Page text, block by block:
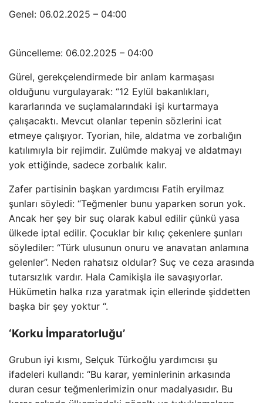
Genel: 06.02.2025 – 04:00
Güncelleme: 06.02.2025 – 04:00
Gürel, gerekçelendirmede bir anlam karmaşası
olduğunu vurgulayarak: “12 Eylül bakanlıkları,
kararlarında ve suçlamalarındaki işi kurtarmaya
çalışacaktı. Mevcut olanlar tepenin sözlerini icat
etmeye çalışıyor. Tyorian, hile, aldatma ve zorbalığın
katılımıyla bir rejimdir. Zulümde makyaj ve aldatmayı
yok ettiğinde, sadece zorbalık kalır.
Zafer partisinin başkan yardımcısı Fatih eryilmaz
şunları söyledi: “Teğmenler bunu yaparken sorun yok.
Ancak her şey bir suç olarak kabul edilir çünkü yasa
ülkede iptal edilir. Çocuklar bir kılıç çekenlere şunları
söylediler: “Türk ulusunun onuru ve anavatan anlamına
gelenler”. Neden rahatsız oldular? Suç ve ceza arasında
tutarsızlık vardır. Hala Camikişla ile savaşıyorlar.
Hükümetin halka rıza yaratmak için ellerinde şiddetten
başka bir şey yoktur “.
‘Korku İmparatorluğu’
Grubun iyi kısmı, Selçuk Türkoğlu yardımcısı şu
ifadeleri kullandı: “Bu karar, yeminlerinin arkasında
duran cesur teğmenlerimizin onur madalyasıdır. Bu